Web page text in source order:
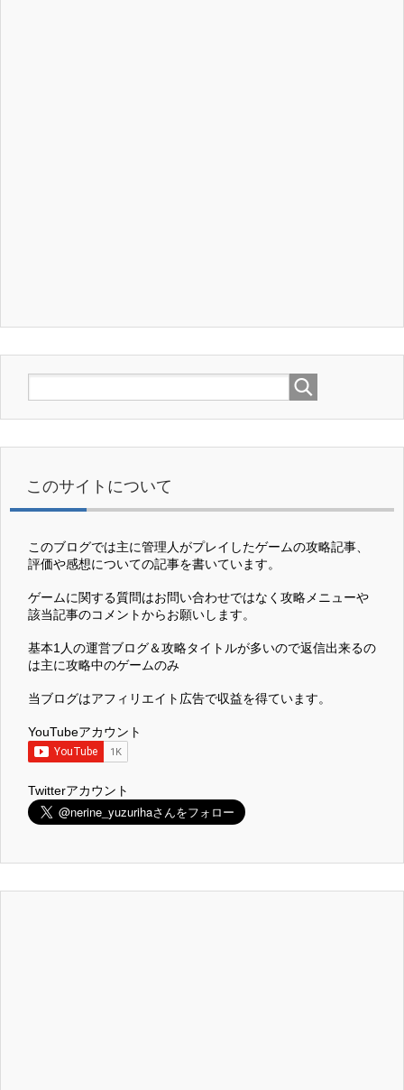
このサイトについて
このブログでは主に管理人がプレイしたゲームの攻略記事、
評価や感想についての記事を書いています。
ゲームに関する質問はお問い合わせではなく攻略メニューや
該当記事のコメントからお願いします。
基本1人の運営ブログ＆攻略タイトルが多いので返信出来るの
は主に攻略中のゲームのみ
当ブログはアフィリエイト広告で収益を得ています。
YouTubeアカウント
Twitterアカウント